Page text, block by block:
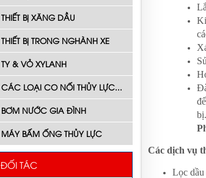
THIẾT BỊ XĂNG DẦU
THIẾT BỊ TRONG NGHÀNH XE
TY & VỎ XYLANH
CÁC LOẠI CO NỐI THỦY LỰC...
BƠM NƯỚC GIA ĐÌNH
MÁY BẤM ỐNG THỦY LỰC
ĐỐI TÁC
Các dịch vụ
Lọc dầu